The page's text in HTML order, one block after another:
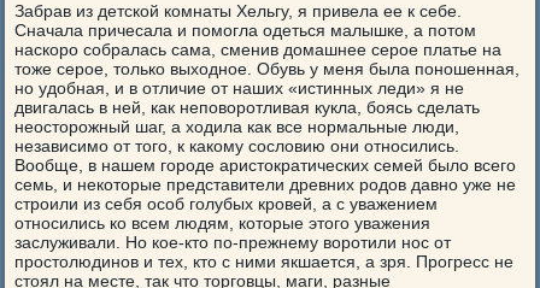
Забрав из детской комнаты Хельгу, я привела ее к себе.
Сначала причесала и помогла одеться малышке, а потом
наскоро собралась сама, сменив домашнее серое платье на
тоже серое, только выходное. Обувь у меня была поношенная,
но удобная, и в отличие от наших «истинных леди» я не
двигалась в ней, как неповоротливая кукла, боясь сделать
неосторожный шаг, а ходила как все нормальные люди,
независимо от того, к какому сословию они относились.
Вообще, в нашем городе аристократических семей было всего
семь, и некоторые представители древних родов давно уже не
строили из себя особ голубых кровей, а с уважением
относились ко всем людям, которые этого уважения
заслуживали. Но кое-кто по-прежнему воротили нос от
простолюдинов и тех, кто с ними якшается, а зря. Прогресс не
стоял на месте, так что торговцы, маги, разные